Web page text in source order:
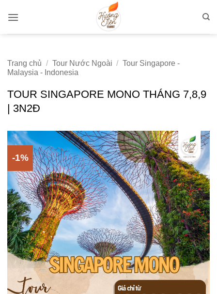
qua
Trang chủ / Tour Nước Ngoài / Tour Singapore -
Malaysia - Indonesia
TOUR SINGAPORE MONO THÁNG 7,8,9
| 3N2Đ
-1%